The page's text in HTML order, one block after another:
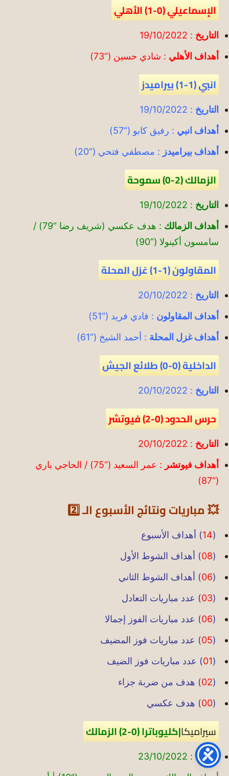
الإسماعيلي (0-1) الأهلي
التاريخ : 19/10/2022
أهداف الأهلي : شادي حسين (“73)
انبي (1-1) بيراميدز
التاريخ : 19/10/2022
أهداف انبي : رفيق كابو (“57)
أهداف بيراميدز : مصطفي فتحي (“20)
الزمالك (2-0) سموحة
التاريخ : 19/10/2022
أهداف الزمالك
: هدف عكسي (شريف رضا “79) /
سامسون أكينولا (“90)
المقاولون (1-1) غزل المحلة
التاريخ : 20/10/2022
أهداف المقاولون : فادي فريد (“51)
أهداف غزل المحلة : أحمد الشيخ (“61)
الداخلية (0-0) طلائع الجيش
التاريخ : 20/10/2022
حرس الحدود (0-2) فيوتشر
التاريخ : 20/10/2022
أهداف فيوتشر
: عمر السعيد (“75) / الحاجي باري
(“87)
💥 مباريات ونتائج الأسبوع الـ 2️⃣
(
14) أهداف الأسبوع
(
08) أهداف الشوط الأول
(
06) أهداف الشوط الثاني
(
03) عدد مباريات التعادل
(
06) عدد مباريات الفوز إجمالا
(
05) عدد مباريات فوز المضيف
(
01) عدد مباريات فوز الضيف
(
02) هدف من ضربة جزاء
(
00) هدف عكسي
سيراميكا|كليوباترا(0-2) الزمالك
التاريخ : 23/10/2022